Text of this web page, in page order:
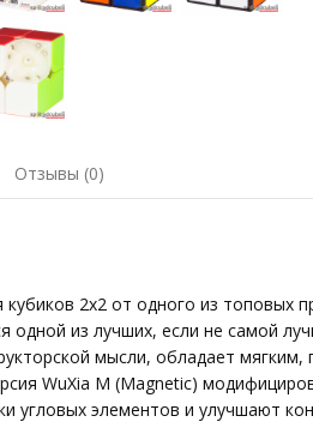
Отзывы (0)
кубиков 2х2 от одного из топовых
одной из лучших, если не самой
мысли, обладает
WuXia M (Magnetic)
угловых элементов и улучшают